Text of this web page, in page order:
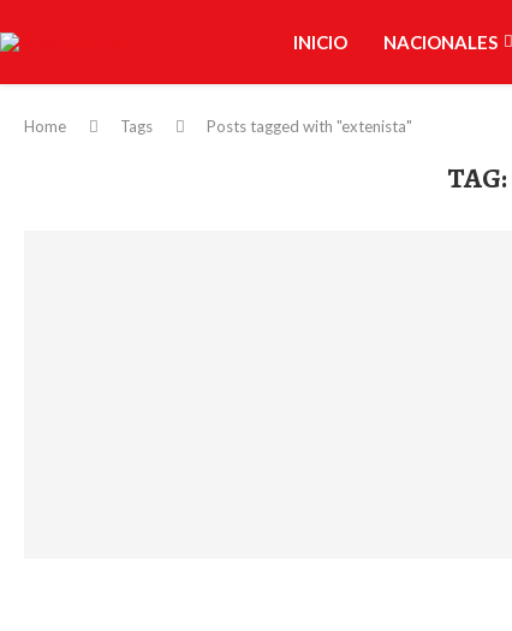
INICIO NACIONALES
Home Tags Posts tagged with "extenista"
TAG: